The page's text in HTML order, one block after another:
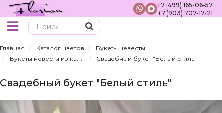
+7 (499) 165-06-57
+7 (903) 707-17-21
Главная Каталог цветов
Букеты невесты
Букеты невесты из калл
Свадебный букет "Белый стиль"
Свадебный букет "Белый стиль"